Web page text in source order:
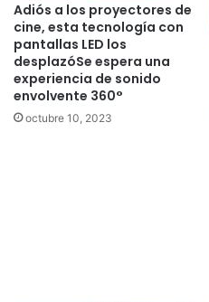
Adiós a los proyectores de
cine, esta tecnología con
pantallas LED los
desplazóSe espera una
experiencia de sonido
envolvente 360°
octubre 10, 2023